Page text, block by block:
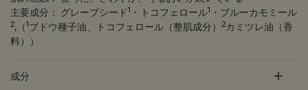
主要成分：
グレープシード1 ・トコフェロール1 ・ブルーカモミール
2,（1ブドウ種子油、トコフェロール（整肌成分） 2カミツレ油（香
料））
成分